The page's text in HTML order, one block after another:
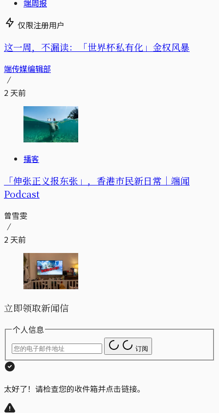
端周报
仅限注册用户
这一周，不漏读：「世界杯私有化」金权风暴
端传媒编辑部
2 天前
播客
「伸张正义报东张」，香港市民新日常｜端闻
Podcast
曾雪雯
2 天前
立即领取新闻信
个人信息
订阅
太好了！请检查您的收件箱并点击链接。